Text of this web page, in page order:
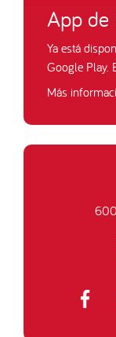
App de
Ya está
Google Play.
Más